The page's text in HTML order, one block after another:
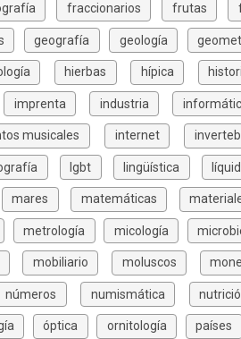
fraccionarios frutas
geografía geología
hierbas hípica
imprenta industria
musicales internet
lgbt lingüística
mares matemáticas
metrología micología
mobiliario moluscos
números numismática
óptica ornitología países